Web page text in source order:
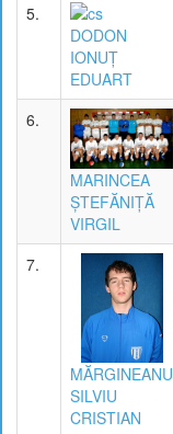
5.
DODON
IONUŢ
EDUART
6.
MARINCEA
ŞTEFĂNIŢĂ
VIRGIL
7.
MĂRGINEANU
SILVIU
CRISTIAN